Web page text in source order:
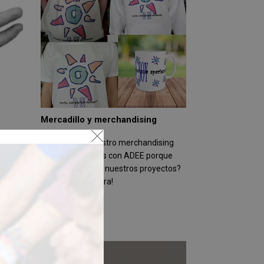
Mercadillo y merchandising
¿Sabías que nuestro merchandising
ayuda a personas con ADEE porque
financia parte de nuestros proyectos?
¡Anímate y compra!